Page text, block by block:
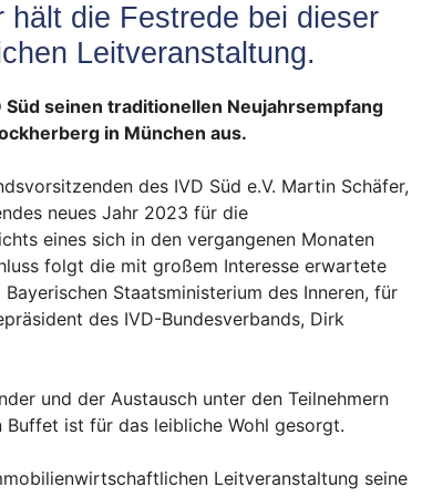
die Festrede bei dieser
Leitveranstaltung.
seinen traditionellen Neujahrsempfang
in München aus.
des IVD Süd e.V. Martin Schäfer,
neues Jahr 2023 für die
eines sich in den vergangenen Monaten
folgt die mit großem Interesse erwartete
Staatsministerium des Inneren, für
des IVD-Bundesverbands, Dirk
und der Austausch unter den Teilnehmern
ist für das leibliche Wohl gesorgt.
Leitveranstaltung seine